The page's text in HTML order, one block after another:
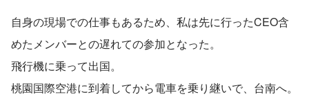
自身の現場での仕事もあるため、私は先に行ったCEO含
めたメンバーとの遅れての参加となった。
飛行機に乗って出国。
桃園国際空港に到着してから電車を乗り継いで、台南へ。